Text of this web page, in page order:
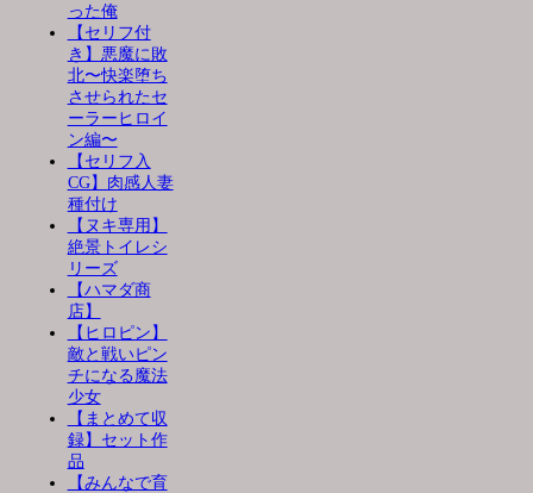
った俺
【セリフ付
き】悪魔に敗
北〜快楽堕ち
させられたセ
ーラーヒロイ
ン編〜
【セリフ入
CG】肉感人妻
種付け
【ヌキ専用】
絶景トイレシ
リーズ
【ハマダ商
店】
【ヒロピン】
敵と戦いピン
チになる魔法
少女
【まとめて収
録】セット作
品
【みんなで育